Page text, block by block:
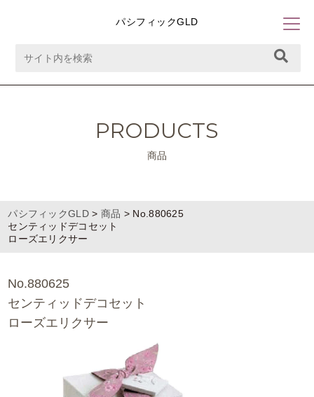
パシフィックGLD
PRODUCTS
商品
パシフィックGLD> 商品 > No.880625
センティッドデコセット
ローズエリクサー
No.880625
センティッドデコセット
ローズエリクサー